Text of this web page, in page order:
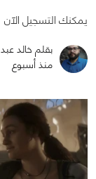
يمكنك التسجيل الآن
بقلم خالد
منذ أسبوع